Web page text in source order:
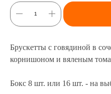
Брускетты с говядиной в
корнишоном и вяленым
Бокс 8 шт. или 16 шт. - на